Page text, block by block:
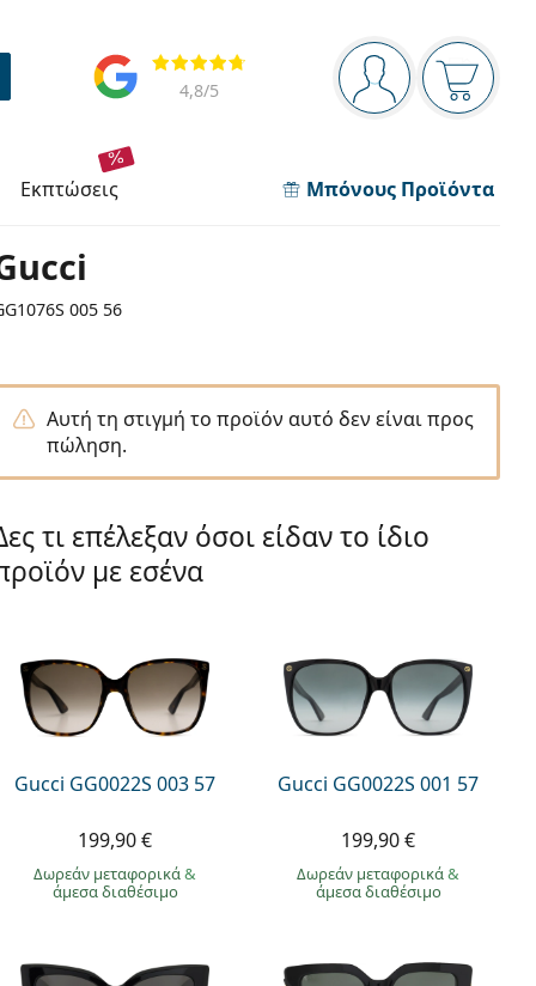
Πίνακας πλοήγησης
Είστε
Το
Αξιολογήσεις
4,8/5
εκπτώσεις Μπόνους Προϊόντα
005 56
Αυτή τη στιγμή το προϊόν αυτό δεν είναι προς
πώληση.
τι επέλεξαν όσοι είδαν το ίδιο
με εσένα
Gucci GG0022S 003 57
199,90 €
Δωρεάν μεταφορικά&
άμεσα διαθέσιμο
Gucci GG0022S 001 57
199,90 €
Δωρεάν μεταφορικά&
άμεσα διαθέσιμο